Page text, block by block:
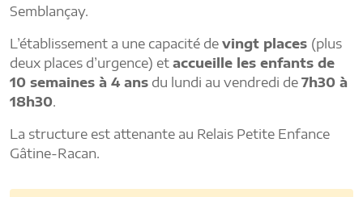
Semblançay.
L’établissement a une capacité de vingt places (plus
deux places d’urgence) et accueille les enfants de
10 semaines à 4 ans du lundi au vendredi de 7h30 à
18h30.
La structure est attenante au Relais Petite Enfance
Gâtine-Racan.